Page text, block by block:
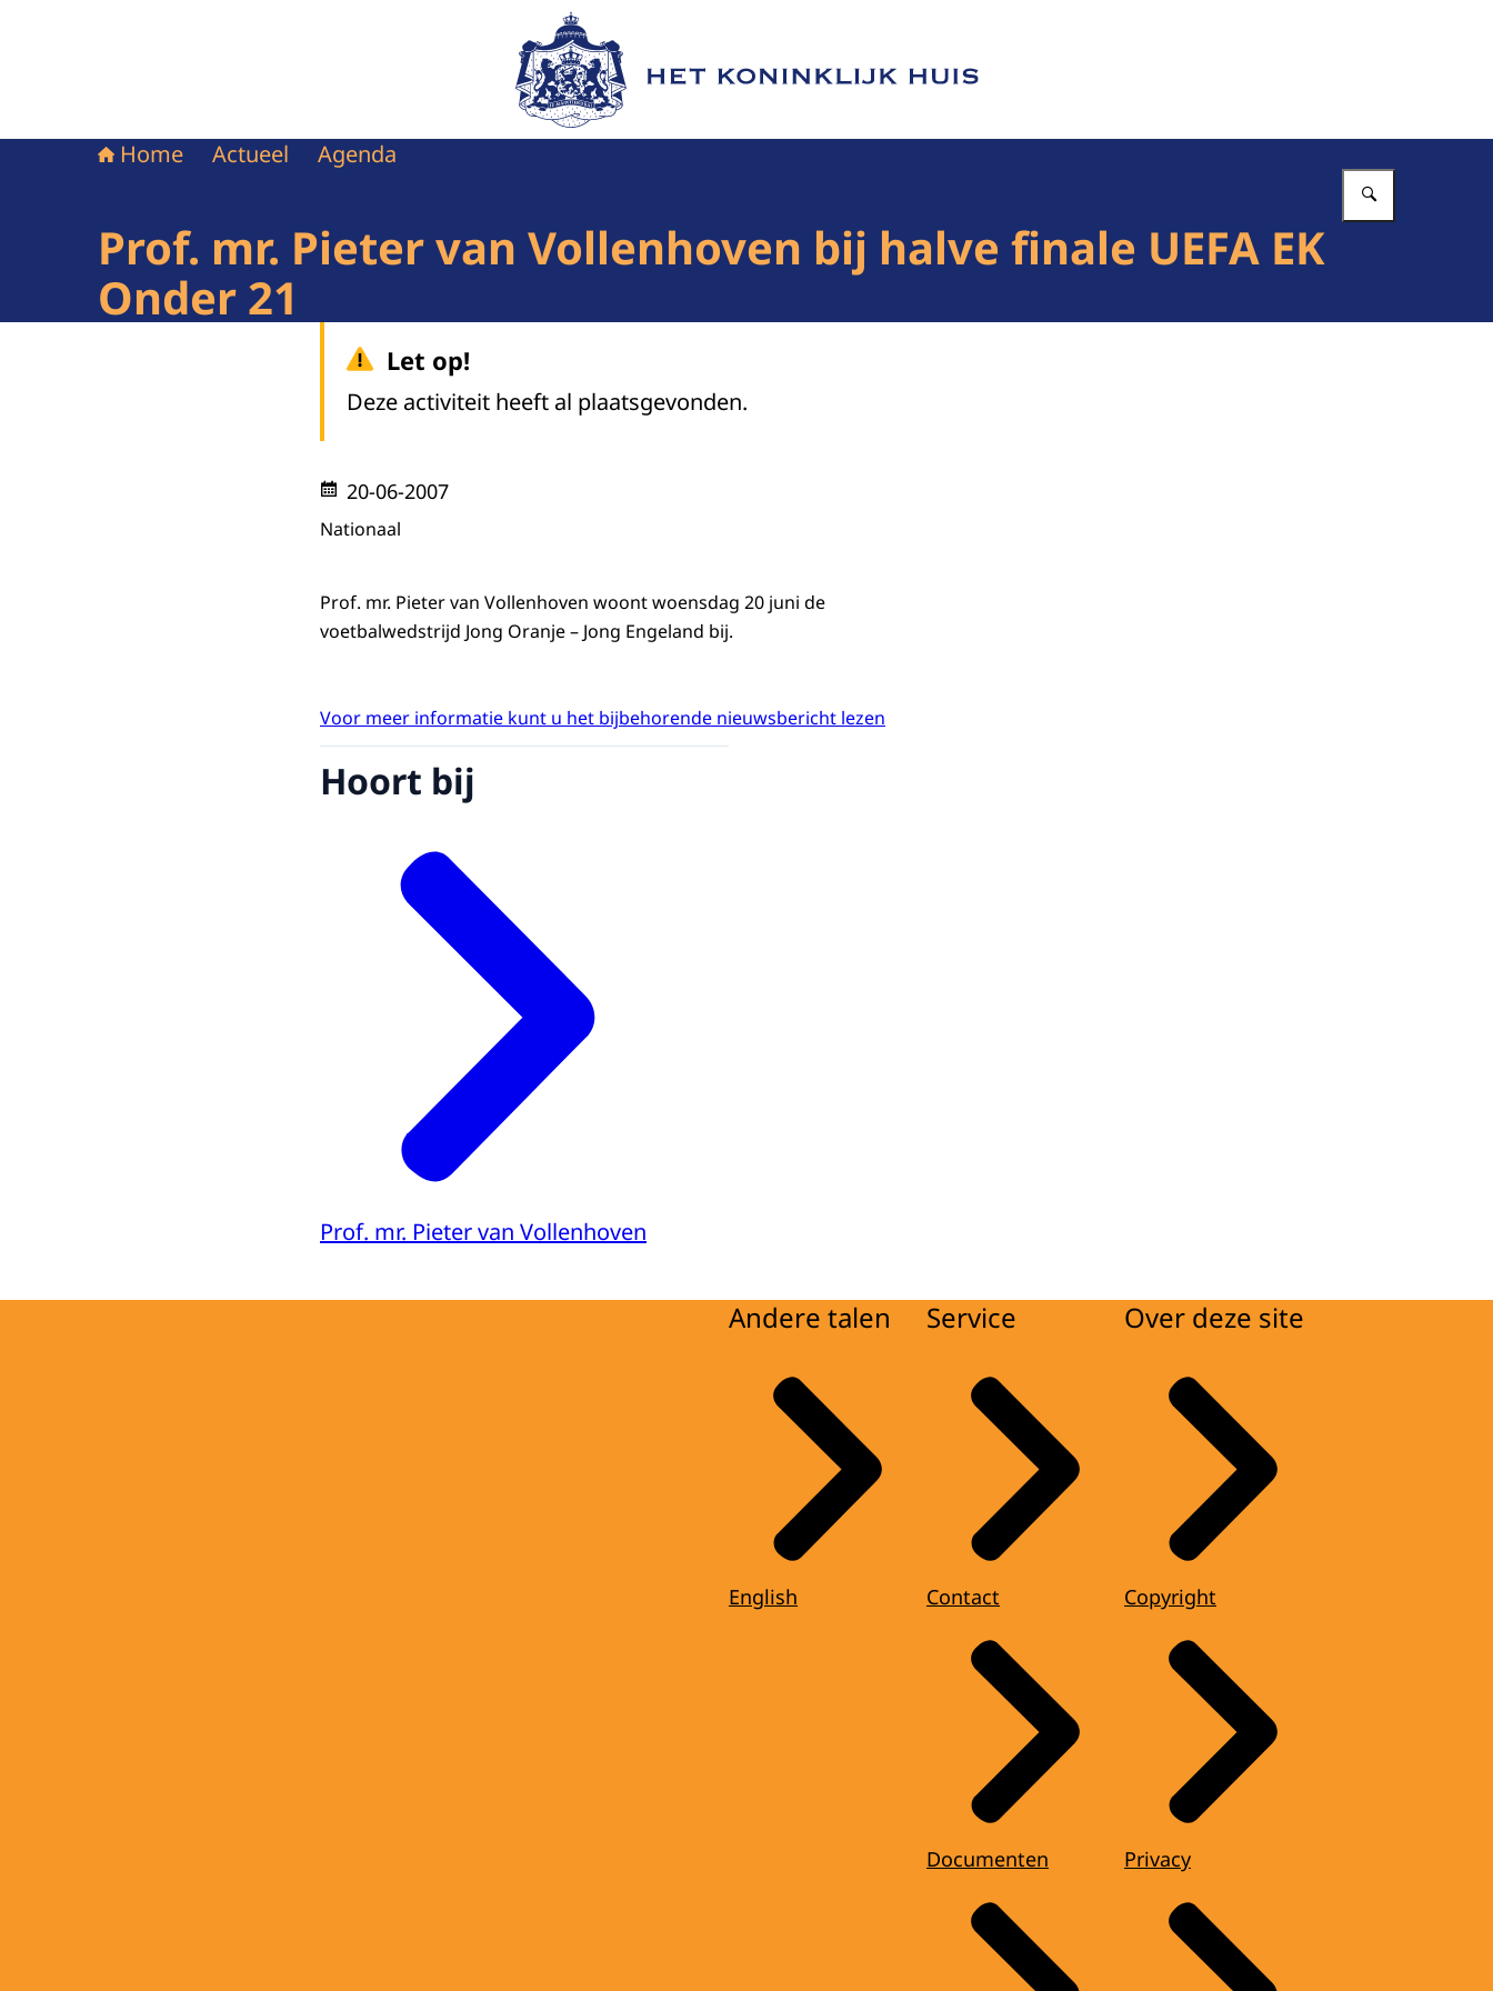
Naar de homepage van Het Koninklijk Huis
Home Actueel Agenda
Prof. mr. Pieter van Vollenhoven bij halve finale UEFA EK
Onder 21
Let op!
Deze activiteit heeft al plaatsgevonden.
20-06-2007
Nationaal
Prof. mr. Pieter van Vollenhoven woont woensdag 20 juni de
voetbalwedstrijd Jong Oranje – Jong Engeland bij.
Voor meer informatie kunt u het bijbehorende nieuwsbericht lezen
Hoort bij
Prof. mr. Pieter van Vollenhoven
Andere talen
English
Service
Contact
Documenten
Over deze site
Copyright
Privacy